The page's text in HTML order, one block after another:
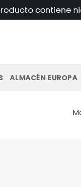
producto
ALMACÉN EUROPA